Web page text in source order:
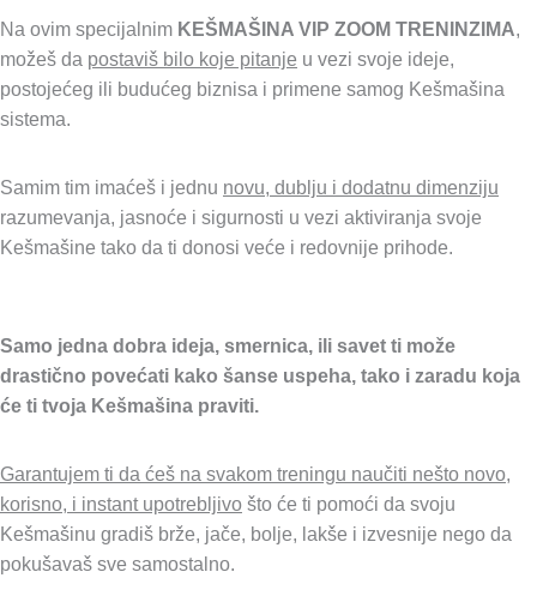
Na ovim specijalnim KEŠMAŠINA VIP ZOOM TRENINZIMA,
možeš da postaviš bilo koje pitanje u vezi svoje ideje,
postojećeg ili budućeg biznisa i primene samog Kešmašina
sistema.
Samim tim imaćeš i jednu novu, dublju i dodatnu dimenziju
razumevanja, jasnoće i sigurnosti u vezi aktiviranja svoje
Kešmašine tako da ti donosi veće i redovnije prihode.
Samo jedna dobra ideja, smernica, ili savet ti može
drastično povećati kako šanse uspeha, tako i zaradu koja
će ti tvoja Kešmašina praviti.
Garantujem ti da ćeš na svakom treningu naučiti nešto novo,
korisno, i instant upotrebljivo što će ti pomoći da svoju
Kešmašinu gradiš brže, jače, bolje, lakše i izvesnije nego da
pokušavaš sve samostalno.